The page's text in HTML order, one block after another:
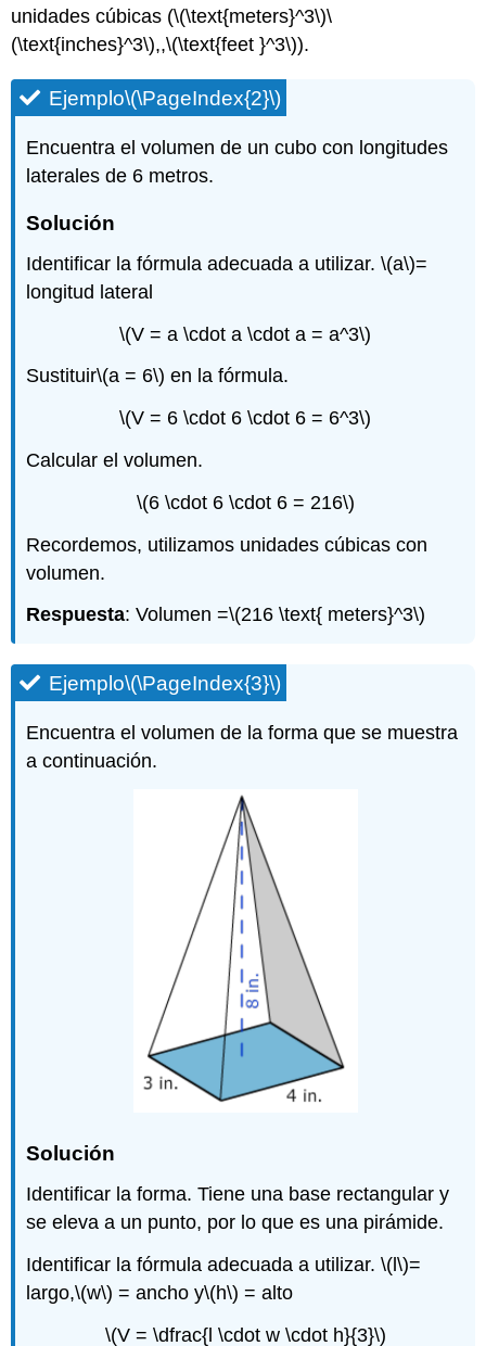
unidades cúbicas (\(\text{meters}^3\)\
(\text{inches}^3\),,\(\text{feet }^3\)).
Ejemplo\(\PageIndex{2}\)
Encuentra el volumen de un cubo con longitudes
laterales de 6 metros.
Solución
Identificar la fórmula adecuada a utilizar.\(a\)=
longitud lateral
\(V = a \cdot a \cdot a = a^3\)
Sustituir\(a = 6\) en la fórmula.
\(V = 6 \cdot 6 \cdot 6 = 6^3\)
Calcular el volumen.
\(6 \cdot 6 \cdot 6 = 216\)
Recordemos, utilizamos unidades cúbicas con
volumen.
Respuesta: Volumen =\(216 \text{ meters}^3\)
Ejemplo\(\PageIndex{3}\)
Encuentra el volumen de la forma que se muestra
a continuación.
Solución
Identificar la forma. Tiene una base rectangular y
se eleva a un punto, por lo que es una pirámide.
Identificar la fórmula adecuada a utilizar.\(l\)=
largo,\(w\) = ancho y\(h\) = alto
\(V = \dfrac{l \cdot w \cdot h}{3}\)